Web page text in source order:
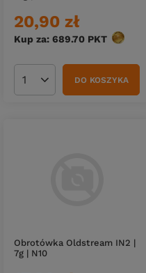
20,90 zł
Kup za: 689.70 PKT punktów
Ilość produktówDO KOSZYKA
Obrotówka Oldstream IN2 |
7g | N10